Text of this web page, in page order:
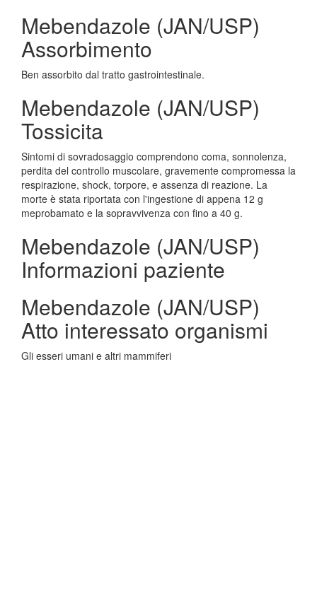
Mebendazole (JAN/USP)
Assorbimento
Ben assorbito dal tratto gastrointestinale.
Mebendazole (JAN/USP)
Tossicita
Sintomi di sovradosaggio comprendono coma, sonnolenza,
perdita del controllo muscolare, gravemente compromessa la
respirazione, shock, torpore, e assenza di reazione. La
morte è stata riportata con l'ingestione di appena 12 g
meprobamato e la sopravvivenza con fino a 40 g.
Mebendazole (JAN/USP)
Informazioni paziente
Mebendazole (JAN/USP)
Atto interessato organismi
Gli esseri umani e altri mammiferi